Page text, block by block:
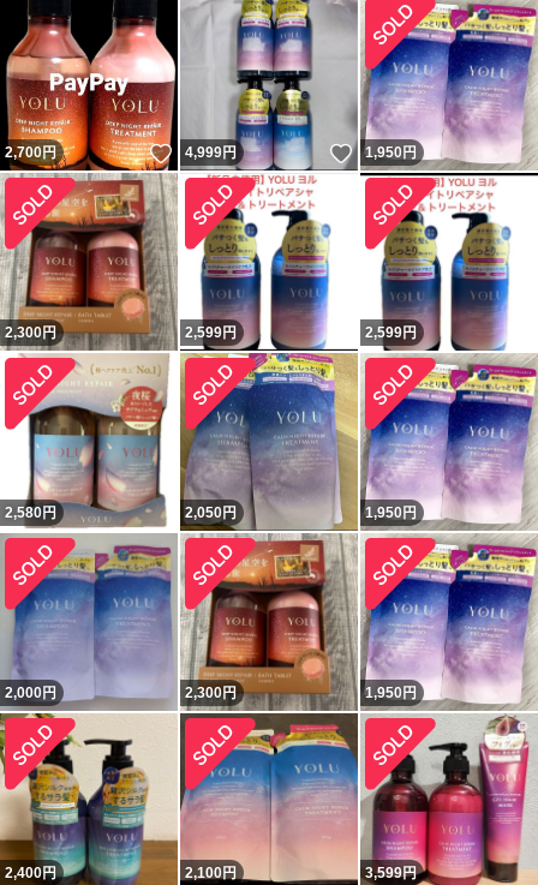
2,700円 いいね！
4,999円 いいね！
1,950 円
2,300円 2,599円 2,599円
2,580円 2,050円 1,950 円
2,000円 2,300円 1,950 円
2,400円 2,100円 3,599円